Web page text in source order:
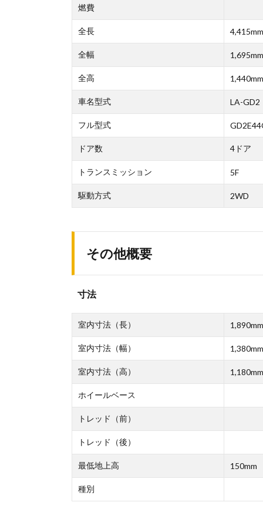
燃費
全長 4,415mm
全幅 1,695mm
全高 1,440mm
車名型式 LA-GD2
フル型式
ドア数 4ドア
トランスミッション 5F
駆動方式 2WD
その他概要
寸法
室内寸法（長） 1,890mm
室内寸法（幅） 1,380mm
室内寸法（高） 1,180mm
ホイールベース
トレッド（前）
トレッド（後）
最低地上高 150mm
種別